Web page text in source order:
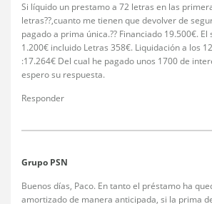
Si líquido un prestamo a 72 letras en las
letras??,cuanto me tienen que devolver de
pagado a prima única.?? Financiado 19.500€. El
1.200€ incluido Letras 358€. Liquidación a los
:17.264€ Del cual he pagado unos 1700 de
espero su respuesta.
Responder
Grupo PSN
Buenos días, Paco. En tanto el préstamo ha
amortizado de manera anticipada, si la prima